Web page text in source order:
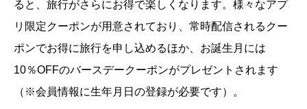
ると、旅行がさらにお得で楽しくなります。様々なアプ
リ限定クーポンが用意されており、常時配信されるクー
ポンでお得に旅行を申し込めるほか、お誕生月には
10％OFFのバースデークーポンがプレゼントされます
（※会員情報に生年月日の登録が必要です）。